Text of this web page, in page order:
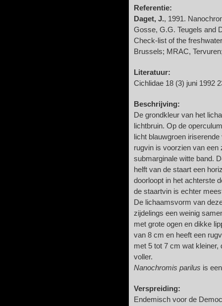
Referentie:
Daget, J., 1991.
Gosse, G.G. Teugels and
Check-list of the
Brussels; MRAC,
Literatuur:
Cichlidae 18 (3) juni 1992
Beschrijving:
De grondkleur van het
lichtbruin. Op de
licht blauwgroen
rugvin is voorzien van een
submarginale witte band.
helft van de staart een
doorloopt in het achterste
de staartvin is echter
De lichaamsvorm van
zijdelings een weinig
met grote ogen en dikke
van 8 cm en heeft een
met 5 tot 7 cm wat kleiner,
voller.
Nanochromis parilus is
Verspreiding:
Endemisch voor de